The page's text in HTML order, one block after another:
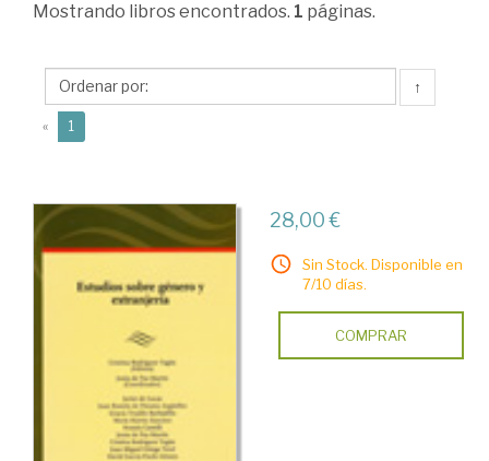
Paz
Jesús
de
Mostrando libros encontrados. 1 páginas.
↑
« 1
28,00 €
Sin Stock. Disponible en
7/10 días.
COMPRAR